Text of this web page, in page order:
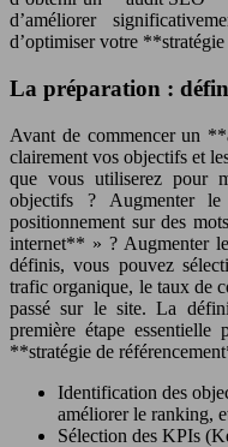
d’améliorer
d’optimiser votre
La préparation :
Avant de commencer un
clairement vos objectifs et
que vous utiliserez pour
objectifs ? Augmenter
positionnement sur des
internet** » ? Augmenter
définis, vous pouvez
trafic organique, le taux de
passé sur le site. La
première étape
**stratégie de
Identification des
améliorer le ranking,
Sélection des KPIs